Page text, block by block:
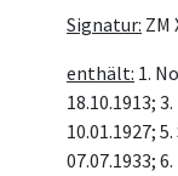
Signatur: ZM
enthält: 1.
18.10.1913;
10.01.1927;
07.07.1933;